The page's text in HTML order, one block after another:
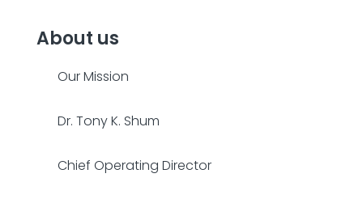
About us
Our Mission
Dr. Tony K. Shum
Chief Operating Director